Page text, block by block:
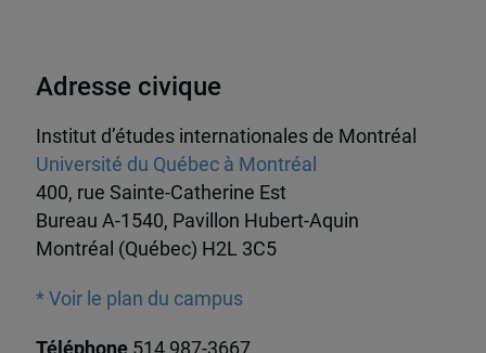
Adresse civique
Institut d’études internationales de Montréal
Université du Québec à Montréal
400, rue Sainte-Catherine Est
Bureau A-1540, Pavillon Hubert-Aquin
Montréal (Québec) H2L 3C5
* Voir le plan du campus
Téléphone 514 987-3667